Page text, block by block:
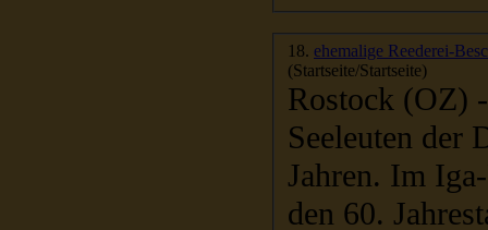
18. ehemalige Reederei-
(Startseite/Startseite)
Rostock (OZ)
Seeleuten der
Jahren. Im Iga-Park feierte die Deutsche Seereederei (DSR)
den 60.